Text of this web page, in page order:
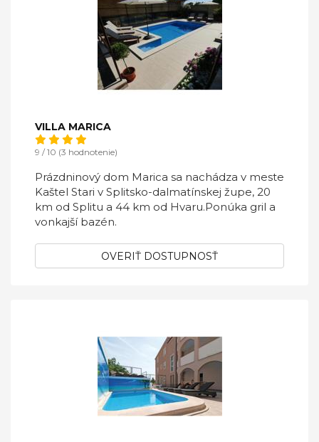
VILLA MARICA
9 / 10 (3 hodnotenie)
Prázdninový dom Marica sa nachádza v meste
Kaštel Stari v Splitsko-dalmatínskej župe, 20
km od Splitu a 44 km od Hvaru.Ponúka gril a
vonkajší bazén.
OVERIŤ DOSTUPNOSŤ